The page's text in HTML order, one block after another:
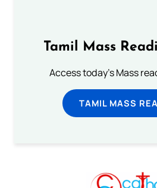
Tamil Mass
Access today's Mass
TAMIL MASS